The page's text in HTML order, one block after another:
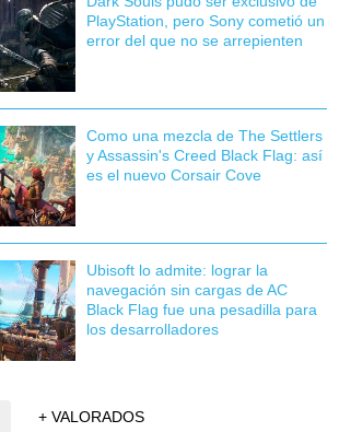
PlayStation, pero Sony cometió un
error del que no se arrepienten
Como una mezcla de The Settlers
y Assassin's Creed Black Flag: así
es el nuevo Corsair Cove
Ubisoft lo admite: lograr la
navegación sin cargas de AC
Black Flag fue una pesadilla para
los desarrolladores
+ VALORADOS